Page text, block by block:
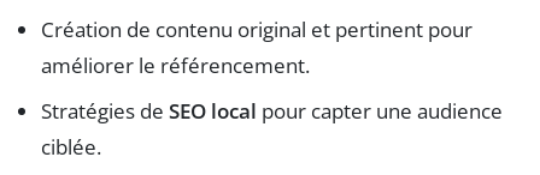
Création de contenu original et pertinent pour
améliorer le référencement.
Stratégies de SEO local pour capter une audience
ciblée.